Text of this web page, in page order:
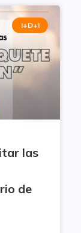
I+D+I
las
de